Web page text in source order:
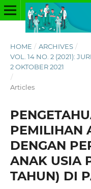
HOME / ARCHIVES /
VOL. 14 NO. 2 (2021):
2 OKTOBER 2021
/
Articles
PEMILIHAN
DENGAN
ANAK USIA
TAHUN) DI